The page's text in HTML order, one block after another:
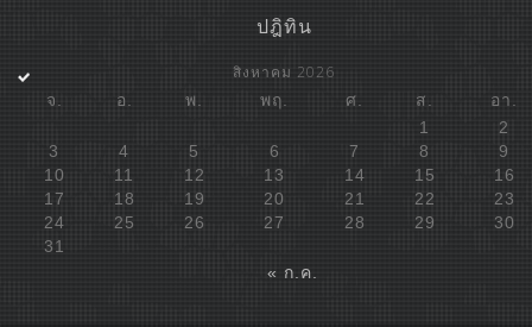
ปฎิทิน
สิงหาคม 2026
จ. อ. พ. พฤ. ศ. ส.
อา.
1
2
3
4 5 6 7 8
9
10
11 12 13 14 15
16
17
18 19 20 21 22
23
24
25 26 27 28 29
30
31
« ก.ค.